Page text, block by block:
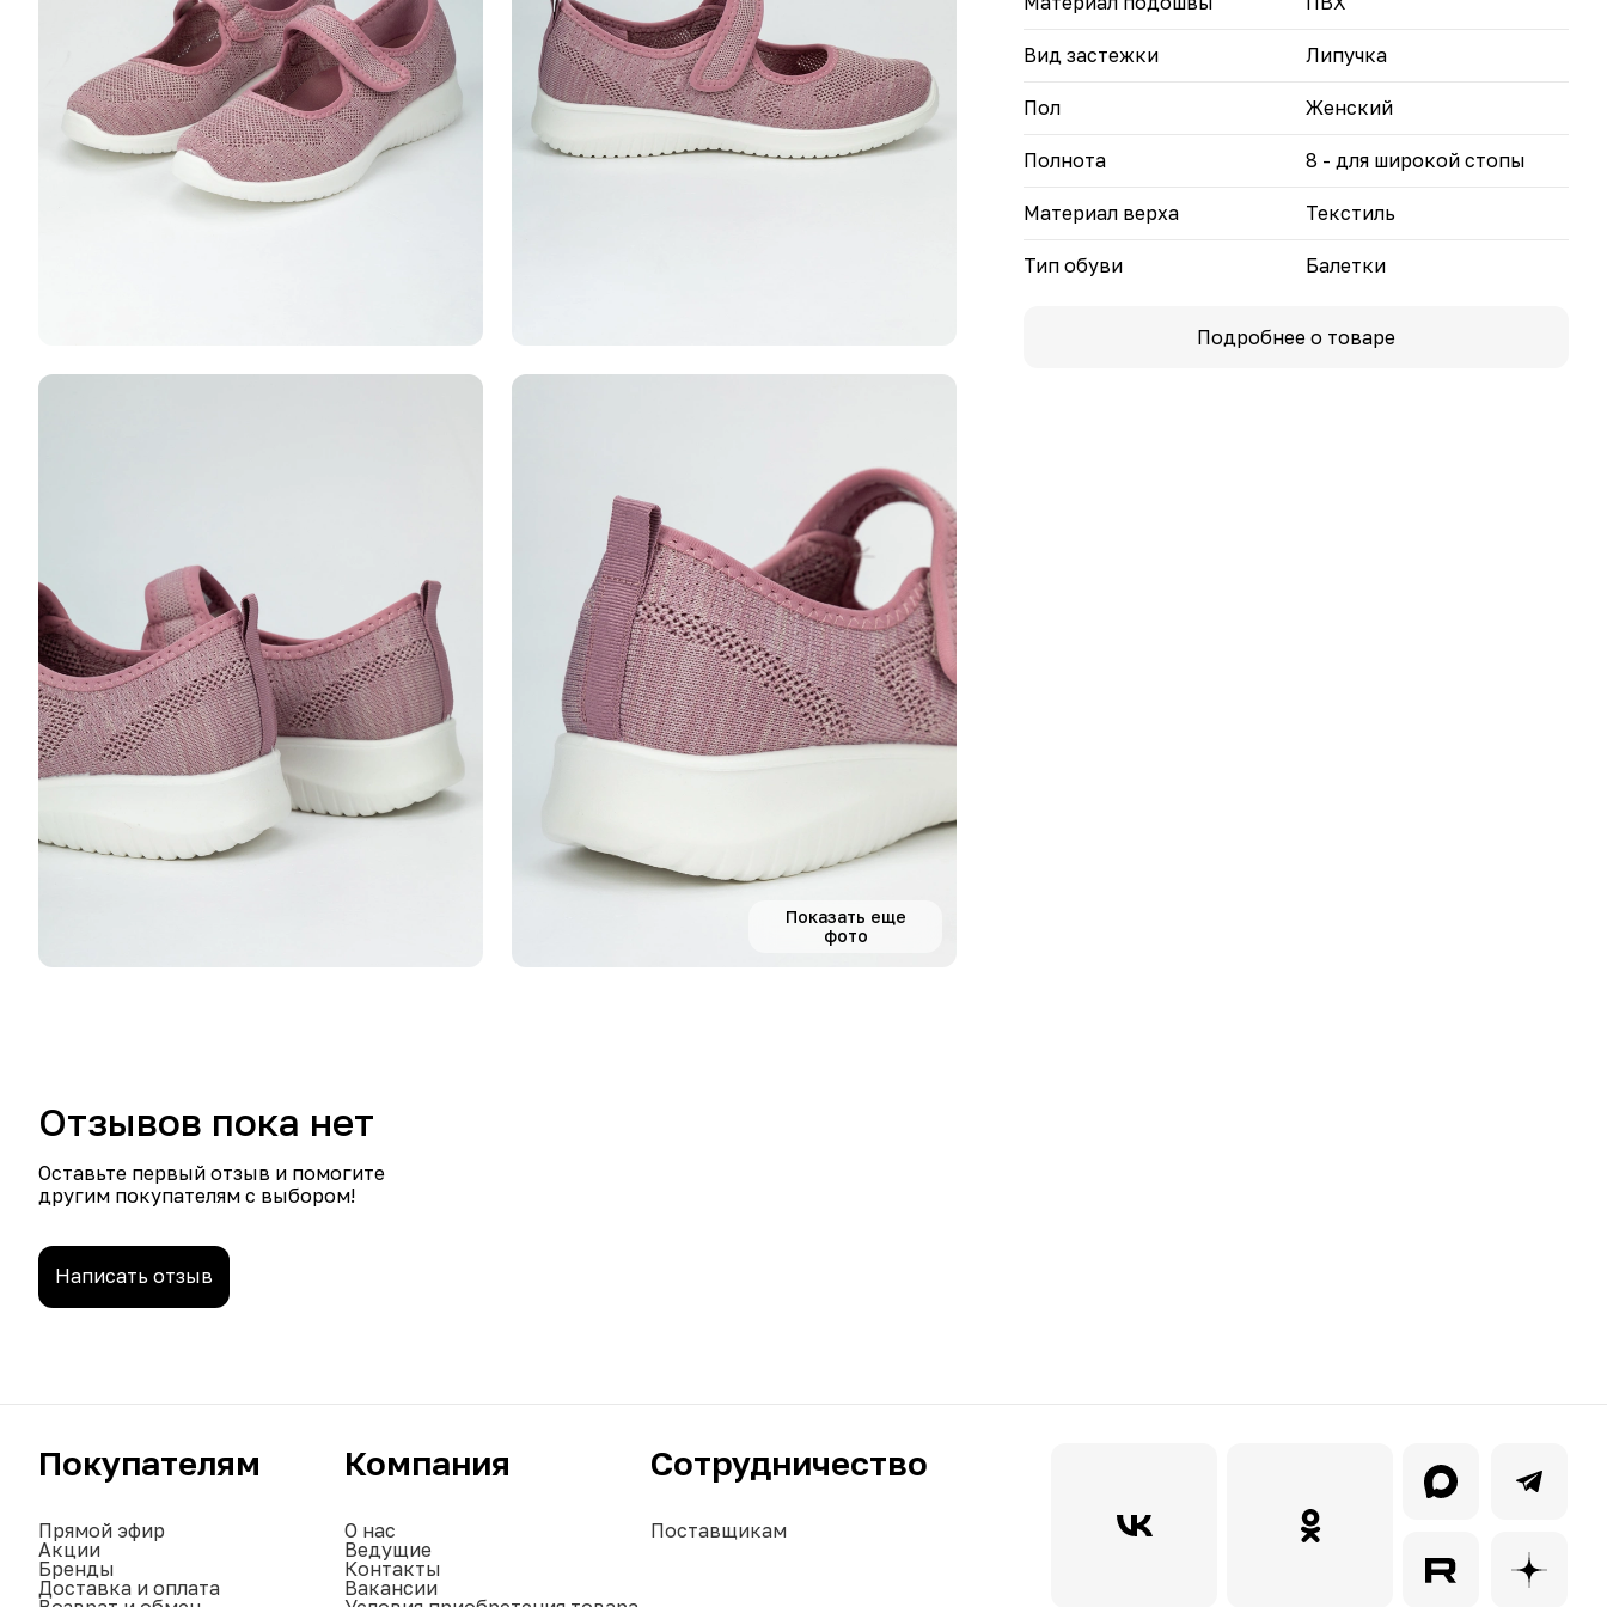
Показать еще
фото
Вид застежки Липучка
Пол Женский
Полнота 8 - для широкой стопы
Материал верха Текстиль
Тип обуви Балетки
Подробнее о товаре
Отзывов пока нет
Оставьте первый отзыв и помогите
другим покупателям с выбором!
Написать отзыв
Покупателям
Прямой эфир
Акции
Бренды
Доставка и оплата
Компания
О нас
Ведущие
Контакты
Вакансии
Сотрудничество
Поставщикам